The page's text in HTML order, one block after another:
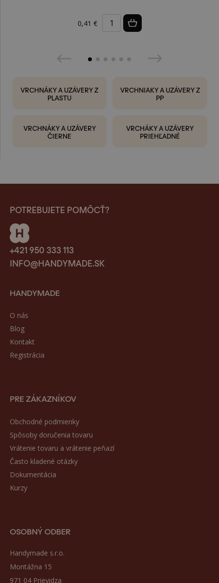
0,41 €
VRCHNÁKY A UZÁVERY Z
PLASTU
VRCHNIAKY A UZÁVERY Z
PP
VRCHNÁKY A UZÁVERY
ČIERNE
VRCHÁKY A UZÁVERY
PRIEHĽADNÉ
POTREBUJETE POMÔCŤ?
+421 950 333 113
INFO@HANDYMADE.SK
HANDYMADE
O nás
Blog
Kontakt
Registrácia
PRE ZÁKAZNÍKOV
Obchodné podmienky
Spôsoby doručenia tovaru
Vrátenie tovaru a vrátenie peňazí
Často kladené otázky
Dokumentácia
Kurzy
OSOBNÝ ODBER
Handymade s.r.o.
Montážna 15
971 04 Prievidza